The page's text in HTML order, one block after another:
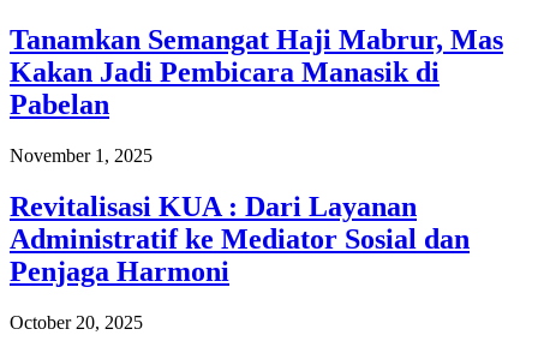
Tanamkan Semangat Haji Mabrur, Mas
Kakan Jadi Pembicara Manasik di
Pabelan
November 1, 2025
Revitalisasi KUA : Dari Layanan
Administratif ke Mediator Sosial dan
Penjaga Harmoni
October 20, 2025